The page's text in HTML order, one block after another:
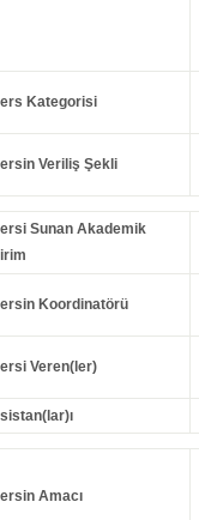
Kategorisi
Veriliş Şekli
Sunan Akademik
Koordinatörü
Veren(ler)
Amacı